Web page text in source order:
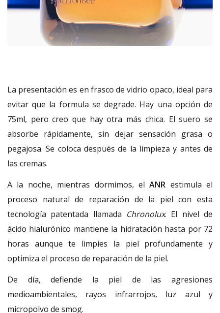
La presentación es en frasco de vidrio opaco, ideal para
evitar que la formula se degrade. Hay una opción de
75ml, pero creo que hay otra más chica. El suero se
absorbe rápidamente, sin dejar sensación grasa o
pegajosa. Se coloca después de la limpieza y antes de
las cremas.
A la noche, mientras dormimos, elANR estimula el
proceso natural de reparación de la piel con esta
tecnología patentada llamada Chronolux. El nivel de
ácido hialurónico mantiene la hidratación hasta por 72
horas aunque te limpies la piel profundamente y
optimiza el proceso de reparación de la piel.
De día, defiende la piel de las agresiones
medioambientales, rayos infrarrojos, luz azul y
micropolvo de smog.